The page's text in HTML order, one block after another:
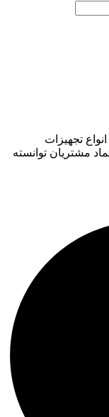
تجهیزات
مشتریان توانسته